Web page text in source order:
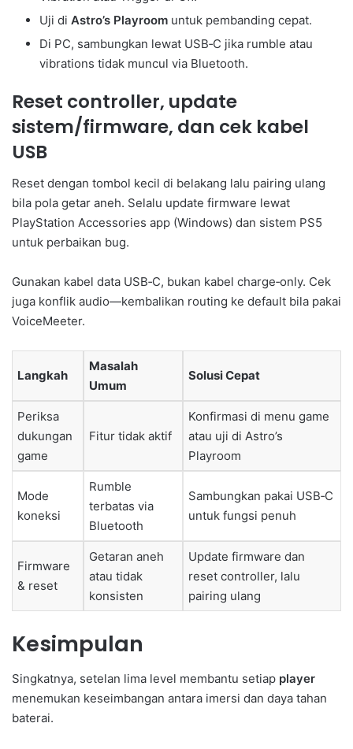
Uji di Astro’s Playroom untuk pembanding cepat.
Di PC, sambungkan lewat USB‑C jika rumble atau
vibrations tidak muncul via Bluetooth.
Reset controller, update
sistem/firmware, dan cek kabel
USB
Reset dengan tombol kecil di belakang lalu pairing ulang
bila pola getar aneh. Selalu update firmware lewat
PlayStation Accessories app (Windows) dan sistem PS5
untuk perbaikan bug.
Gunakan kabel data USB‑C, bukan kabel charge‑only. Cek
juga konflik audio—kembalikan routing ke default bila pakai
VoiceMeeter.
Langkah
Masalah
Umum
Solusi Cepat
Periksa
dukungan
game
Fitur tidak aktif
Konfirmasi di menu game
atau uji di Astro’s
Playroom
Mode
koneksi
Rumble
terbatas via
Bluetooth
Sambungkan pakai USB‑C
untuk fungsi penuh
Firmware
& reset
Getaran aneh
atau tidak
konsisten
Update firmware dan
reset controller, lalu
pairing ulang
Kesimpulan
Singkatnya, setelan lima level membantu setiap player
menemukan keseimbangan antara imersi dan daya tahan
baterai.